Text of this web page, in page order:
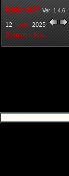
Kalendář Ver: 1.4.6
12 leden 2025
Seznam k tisku